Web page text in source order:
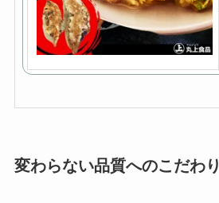
変わらない品質へのこだわり